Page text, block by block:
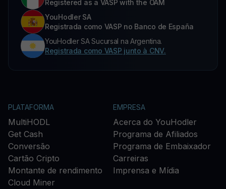
Registered as a VASP with the OAM
YouHodler SA
Registrada como VASP no Banco de España
YouHodler SA Sucursal na Argentina.
Registrada como VASP junto à CNV.
PLATAFORMA
MultiHODL
Get Cash
Conversão
Cartão Cripto
Montante de rendimento
Cloud Miner
EMPRESA
Acerca do YouHodler
Programa de Afiliados
Programa de Embaixador
Carreiras
Imprensa e Mídia